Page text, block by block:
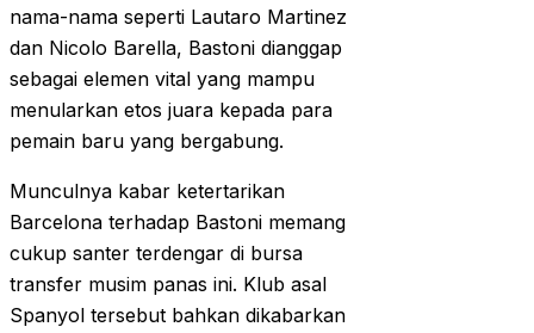
nama-nama seperti Lautaro Martinez
dan Nicolo Barella, Bastoni dianggap
sebagai elemen vital yang mampu
menularkan etos juara kepada para
pemain baru yang bergabung.
Munculnya kabar ketertarikan
Barcelona terhadap Bastoni memang
cukup santer terdengar di bursa
transfer musim panas ini. Klub asal
Spanyol tersebut bahkan dikabarkan